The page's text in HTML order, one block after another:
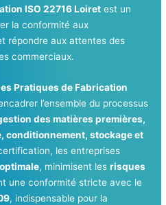
ISO 22716 Loiret est un
la conformité aux
répondre aux attentes des
commerciaux.
Pratiques de Fabrication
l’ensemble du processus
des matières premières,
conditionnement, stockage et
les entreprises
, minimisent lesrisques
une conformité stricte avec le
, indispensable pour la